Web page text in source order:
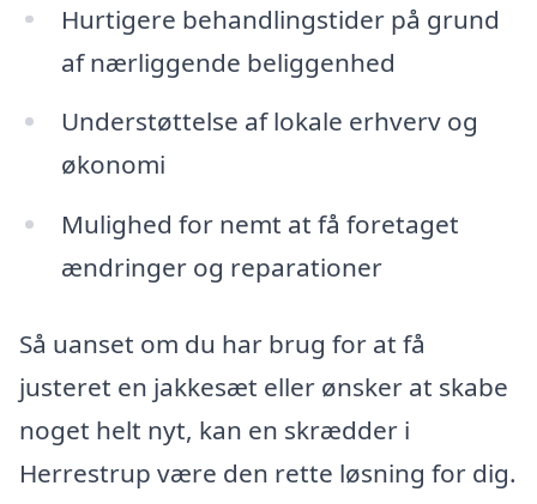
Hurtigere behandlingstider på grund
af nærliggende beliggenhed
Understøttelse af lokale erhverv og
økonomi
Mulighed for nemt at få foretaget
ændringer og reparationer
Så uanset om du har brug for at få
justeret en jakkesæt eller ønsker at skabe
noget helt nyt, kan en skrædder i
Herrestrup være den rette løsning for dig.